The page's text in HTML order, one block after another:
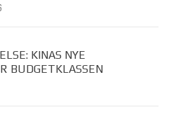
KINAS NYE
BUDGETKLASSEN